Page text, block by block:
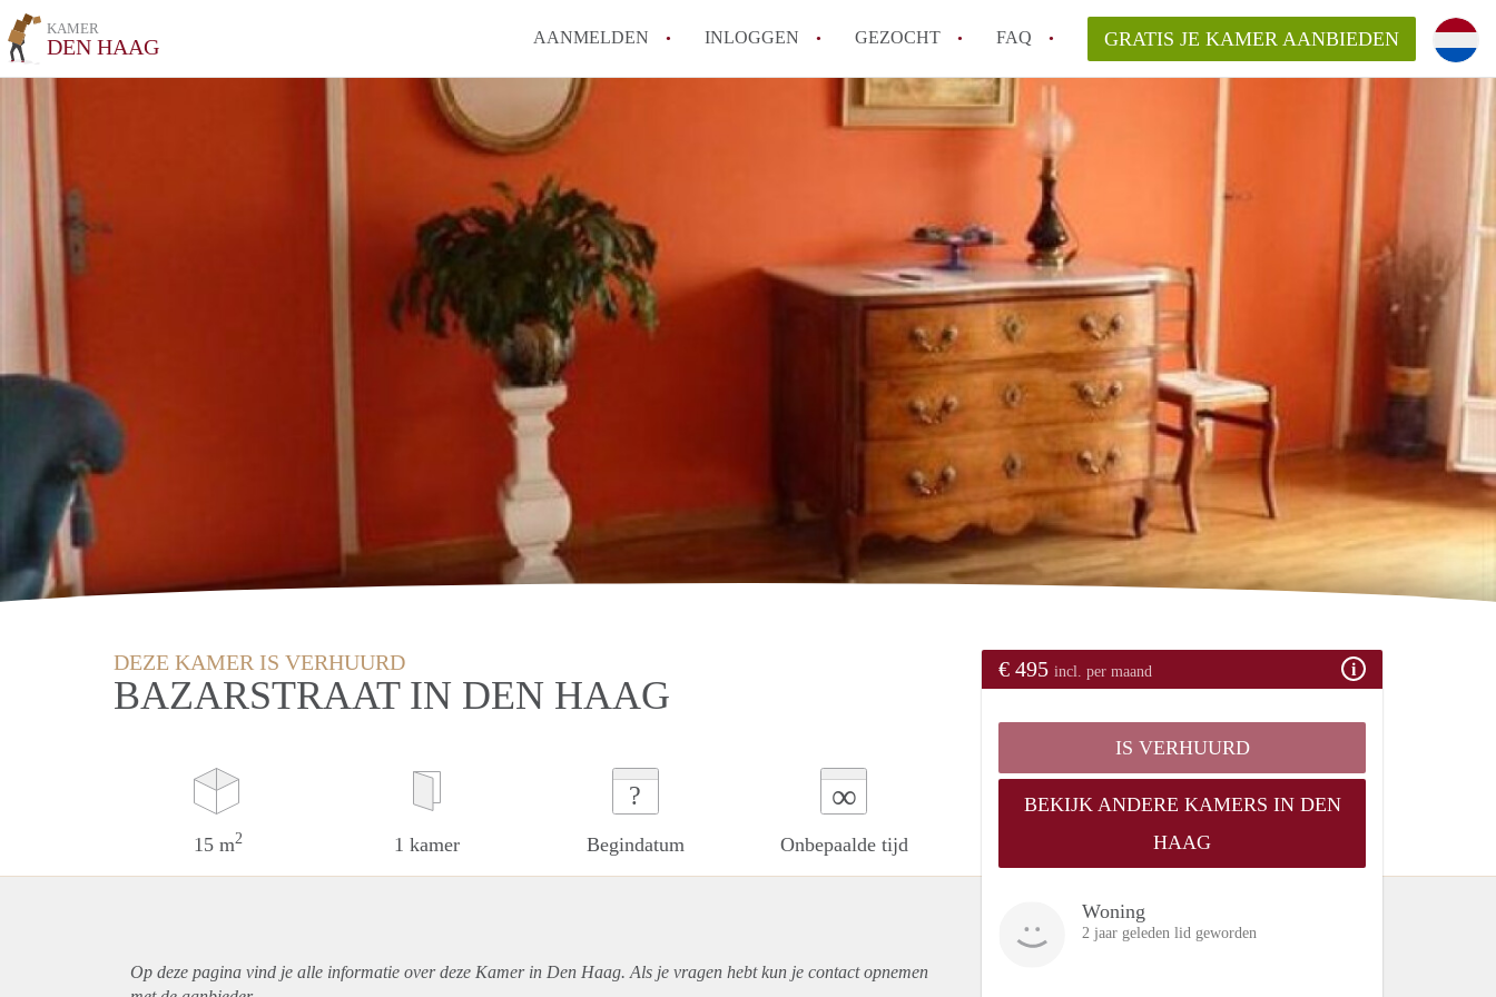
KAMER
DEN HAAG AANMELDEN INLOGGEN GEZOCHT FAQ
How to translate KamerDenHaag!
Hoeveel kost het om te reageren op een Kamer in Den Haag?
Wat is de privacyverklaring van KamerDenHaag?
Berekent KamerDenHaag makelaarsvergoeding/bemiddelingsvergoeding?
Alle veelgestelde vragen
GRATIS JE KAMER AANBIEDEN
DEZE KAMER IS VERHUURD
BAZARSTRAAT IN DEN HAAG
15 m2 1 kamer
?
Begindatum
∞
Onbepaalde tijd
€ 495 incl. per maand
IS VERHUURD
BEKIJK ANDERE KAMERS IN DEN
HAAG
Woning
2 jaar geleden lid geworden
Op deze pagina vind je alle informatie over deze Kamer in Den Haag. Als je vragen hebt kun je contact opnemen